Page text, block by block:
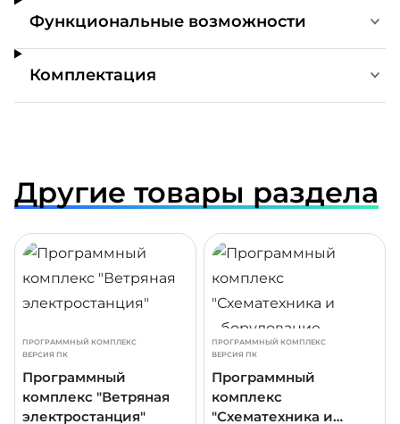
Функциональные возможности
Комплектация
Другие товары раздела
ПРОГРАММНЫЙ КОМПЛЕКС
ВЕРСИЯ ПК
Программный
комплекс "Ветряная
электростанция"
ПРОГРАММНЫЙ КОМПЛЕКС
ВЕРСИЯ ПК
Программный
комплекс
"Схематехника и
ПОДРОБНЕЕ